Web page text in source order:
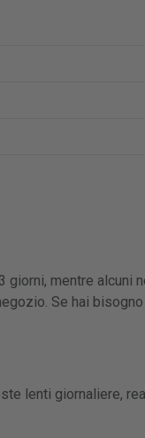
giorni, mentre alcuni
Se hai bisogno
lenti giornaliere,